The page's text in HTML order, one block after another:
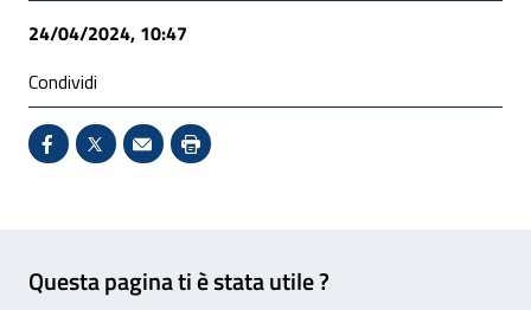
24/04/2024, 10:47
Condividi
Condividi su Facebook - Sito esterno - Apertura in
X - Sito esterno - Apertura in nuova finestra
Invio Mail: apre il programma di posta
Stampa pagina: scelta meno
Questa pagina ti è stata utile ?